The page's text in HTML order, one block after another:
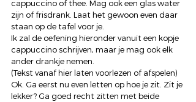
cappuccino of thee. Mag ook een glas water
zijn of frisdrank. Laat het gewoon even daar
staan op de tafel voor je.
Ik zal de oefening hieronder vanuit een kopje
cappuccino schrijven, maar je mag ook elk
ander drankje nemen.
(Tekst vanaf hier laten voorlezen of afspelen)
Ok. Ga eerst nu even letten op hoe je zit. Zit je
lekker? Ga goed recht zitten met beide